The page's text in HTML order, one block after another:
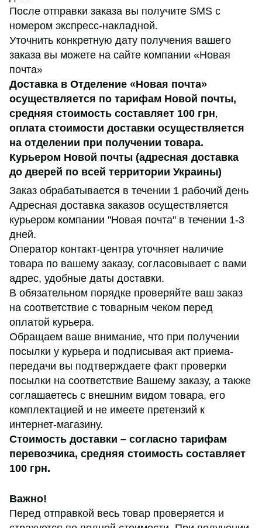
После отправки заказа вы получите SMS с
номером экспресс-накладной.
Уточнить конкретную дату получения вашего
заказа вы можете на сайте компании «Новая
почта»
Доставка в Отделение «Новая почта»
осуществляется по тарифам Новой почты,
средняя стоимость составляет 100 грн,
оплата стоимости доставки осуществляется
на отделении при получении товара.
Курьером Новой почты (адресная доставка
до дверей по всей территории Украины)
Заказ обрабатывается в течении 1 рабочий день
Адресная доставка заказов осуществляется
курьером компании "Новая почта" в течении 1-3
дней.
Оператор контакт-центра уточняет наличие
товара по вашему заказу, согласовывает с вами
адрес, удобные даты доставки.
В обязательном порядке проверяйте ваш заказ
на соответствие с товарным чеком перед
оплатой курьера.
Обращаем ваше внимание, что при получении
посылки у курьера и подписывая акт приема-
передачи вы подтверждаете факт проверки
посылки на соответствие Вашему заказу, а также
соглашаетесь с внешним видом товара, его
комплектацией и не имеете претензий к
интернет-магазину.
Стоимость доставки – согласно тарифам
перевозчика, средняя стоимость составляет
100 грн.
Важно!
Перед отправкой весь товар проверяется и